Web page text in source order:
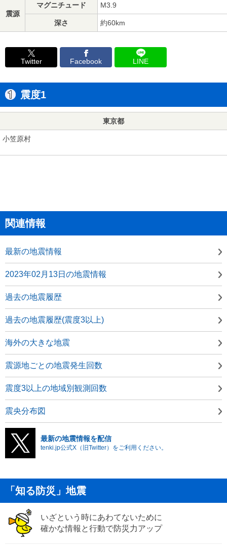
震源
マグニチュード M3.9
深さ 約60km
Twitter Facebook LINE
震度1
東京都
小笠原村
関連情報
最新の地震情報
2023年02月13日の地震情報
過去の地震履歴
過去の地震履歴(震度3以上)
海外の大きな地震
震源地ごとの地震発生回数
震度3以上の地域別観測回数
震央分布図
最新の地震情報を配信
tenki.jp公式X（旧Twitter）をご利用ください。
「知る防災」地震
いざという時にあわてないために
確かな情報と行動で防災力アップ